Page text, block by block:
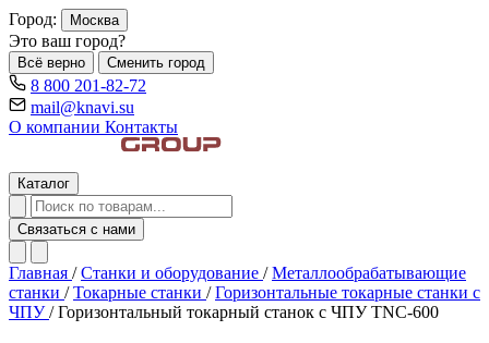
Город: Москва
Это ваш город?
Всё верно Сменить город
8 800 201-82-72
mail@knavi.su
О компании Контакты
Каталог
Связаться с нами
Главная / Станки и оборудование / Металлообрабатывающие
станки / Токарные станки / Горизонтальные токарные станки с
ЧПУ/ Горизонтальный токарный станок с ЧПУ TNC-600